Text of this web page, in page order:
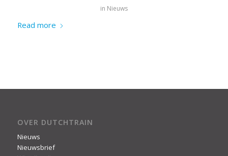
in Nieuws
Read more
OVER DUTCHTRAIN
Nieuws
Nieuwsbrief